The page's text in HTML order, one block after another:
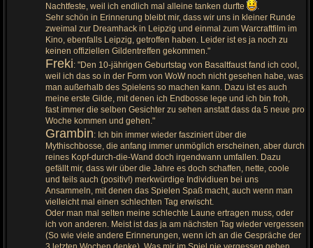
Nachtfeste, weil ich endlich mal alleine tanken durfte
Sehr schön in Erinnerung bleibt mir, dass wir uns in kleiner Runde
zweimal zur Dreamhack in Leipzig und einmal zum Warcraftfilm im
Kino, ebenfalls Leipzig, getroffen haben. Leider ist es ja noch zu
keinen offiziellen Gildentreffen gekommen."
Freki: "Den 10-jährigen Geburtstag von Basaltfaust fand ich cool,
weil ich das so in der Form von WoW noch nicht gesehen habe, was
man außerhalb des Spielens so machen kann. Dazu ist es auch
meine erste Gilde, mit denen ich Endbosse lege und ich bin froh,
fast immer die selben Gesichter zu sehen anstatt dass da 5 neue pro
Woche kommen und gehen."
Grambin: Ich bin immer wieder fasziniert über die
Mythischbosse, die anfang immer unmöglich erscheinen, aber durch
reines Kopf-durch-die-Wand doch irgendwann umfallen. Dazu
gefällt mir, dass wir über die Jahre es doch schaffen, nette, coole
und teils auch (positiv!) merkwürdige Individiuen bei uns
Ansammeln, mit denen das Spielen Spaß macht, auch wenn man
vielleicht mal einen schlechten Tag erwischt.
Oder man mal selten meine schlechte Laune ertragen muss, oder
ich von anderen. Meist ist das ja am nächsten Tag wieder vergessen
(So wie viele andere Erinnerungen, wenn ich an die Gespräche der